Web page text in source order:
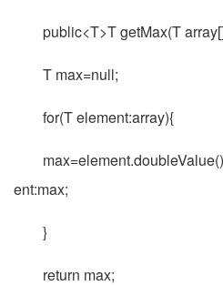
public<T>T getMax(T
T max=null;
for(T element:array){
ent:max;
}
return max;